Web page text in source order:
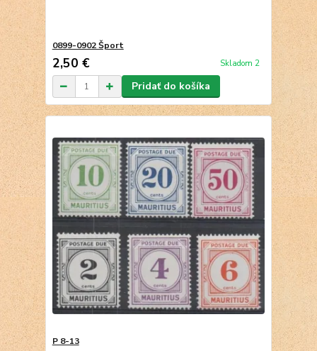
0899-0902 Šport
2,50 € Skladom 2
Pridať do košíka
P 8-13